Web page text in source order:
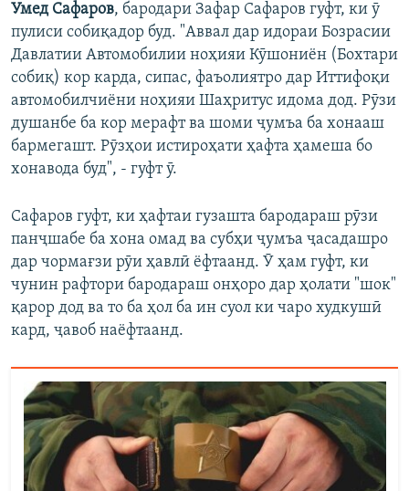
Умед Сафаров, бародари Зафар Сафаров гуфт, ки ӯ
пулиси собиқадор буд. "Аввал дар идораи Бозрасии
Давлатии Автомобилии ноҳияи Кӯшониён (Бохтари
собиқ) кор карда, сипас, фаъолиятро дар Иттифоқи
автомобилчиёни ноҳияи Шаҳритус идома дод. Рӯзи
душанбе ба кор мерафт ва шоми ҷумъа ба хонааш
бармегашт. Рӯзҳои истироҳати ҳафта ҳамеша бо
хонавода буд", - гуфт ӯ.
Сафаров гуфт, ки ҳафтаи гузашта бародараш рӯзи
панҷшабе ба хона омад ва субҳи ҷумъа ҷасадашро
дар чормағзи рӯи ҳавлӣ ёфтаанд. Ӯ ҳам гуфт, ки
чунин рафтори бародараш онҳоро дар ҳолати "шок"
қарор дод ва то ба ҳол ба ин суол ки чаро худкушӣ
кард, ҷавоб наёфтаанд.